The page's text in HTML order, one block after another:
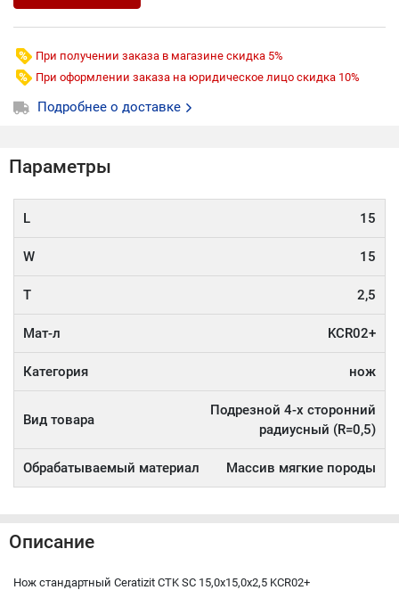
При получении заказа в магазине скидка 5%
При оформлении заказа на юридическое лицо скидка 10%
Подробнее о доставке
Параметры
L 15
W 15
T 2,5
Мат-л KCR02+
Категория нож
Вид товара
Подрезной 4-х сторонний
радиусный (R=0,5)
Обрабатываемый материал Массив мягкие породы
Описание
Нож стандартный Ceratizit CTK SC 15,0x15,0x2,5 KCR02+